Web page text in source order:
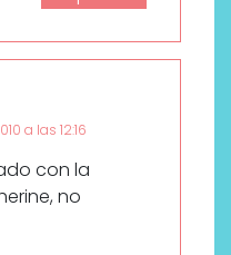
a las 12:16
con la
no